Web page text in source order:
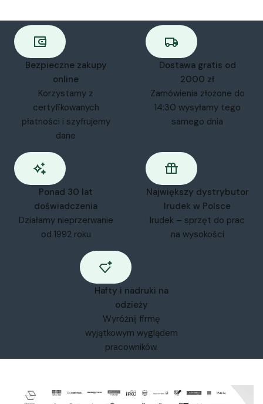
Bezpieczne zakupy
online
Korzystamy z
certyfikowanych
płatności i szyfrujemy
dane
Dostawa gratis od
2000 zł
Zamówienia złożone do
14:30 wysyłamy tego
samego dnia
Ponad 30 lat
doświadczenia
Działamy nieprzerwanie
od 1992 roku
Największy dystrybutor
Irudek w Polsce
Irudek – sprzęt do prac
na wysokości
Hafty i nadruki na
odzieży
Wyróżnij firmę
wyjątkowym wyglądem
pracowników.